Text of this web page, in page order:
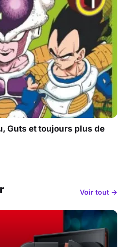
Guts et toujours plus de
Voir tout →